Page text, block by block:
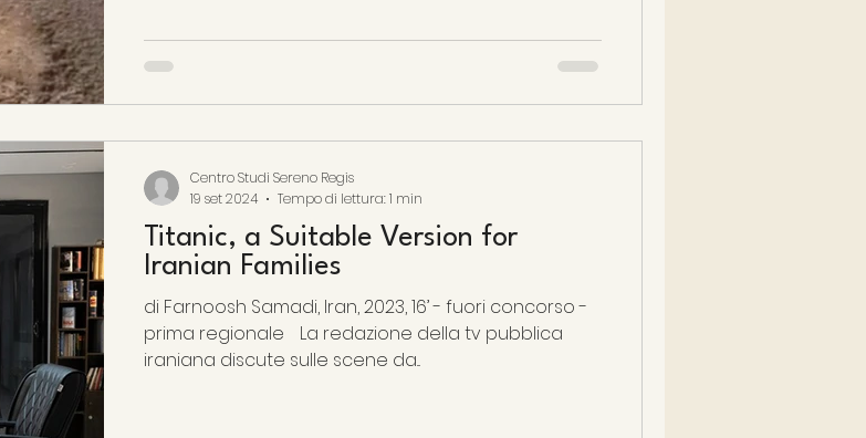
Titanic, a Suitable Version for
Iranian Families
di Farnoosh Samadi, Iran, 2023, 16’ - fuori concorso -
prima regionale La redazione della tv pubblica
iraniana discute sulle scene da...
Centro Studi Sereno Regis
19 set 2024
Tempo di lettura: 1 min